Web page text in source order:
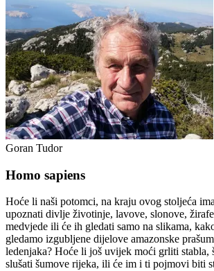
Goran Tudor
Homo sapiens
Hoće li naši potomci, na kraju ovog stoljeća
upoznati divlje životinje, lavove, slonove,
medvjede ili će ih gledati samo na slikama,
gledamo izgubljene dijelove amazonske
ledenjaka? Hoće li još uvijek moći grliti stabla,
slušati šumove rijeka, ili će im i ti pojmovi biti